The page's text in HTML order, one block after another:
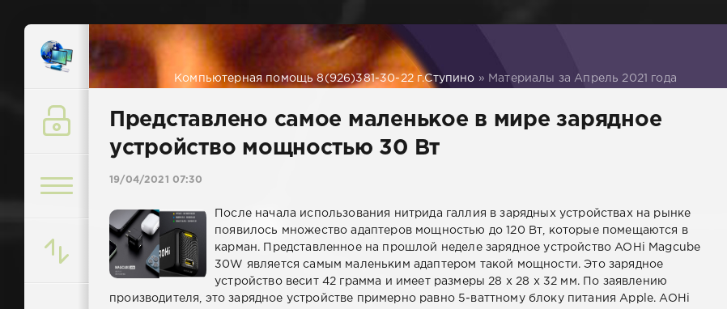
Компьютерная помощь 8(926)381-30-22 г.Ступино » Материалы за Апрель 2021 года
Представлено самое маленькое в мире зарядное
устройство мощностью 30 Вт
19/04/2021 07:30
После начала использования нитрида галлия в зарядных устройствах на рынке
появилось множество адаптеров мощностью до 120 Вт, которые помещаются в
карман. Представленное на прошлой неделе зарядное устройство AOHi Magcube
30W является самым маленьким адаптером такой мощности. Это зарядное
устройство весит 42 грамма и имеет размеры 28 x 28 x 32 мм. По заявлению
производителя, это зарядное устройстве примерно равно 5-ваттному блоку питания Apple. AOHi